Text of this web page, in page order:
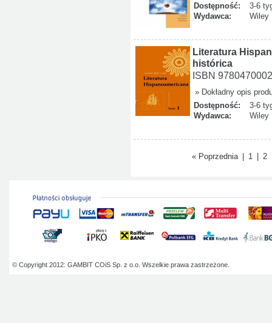
Dostępność:
3-6
Wydawca:
Wiley
Literatura
histórica
ISBN
» Dokładny opis
Dostępność:
3-6
Wydawca:
Wiley
« Poprzednia 1 2
© Copyright 2012: GAMBIT COiS Sp. z o.o. Wszelkie prawa zastrzeżone.